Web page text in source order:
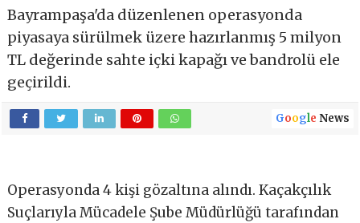
Bayrampaşa'da düzenlenen operasyonda
piyasaya sürülmek üzere hazırlanmış 5 milyon
TL değerinde sahte içki kapağı ve bandrolü ele
geçirildi.
Google News
Operasyonda 4 kişi gözaltına alındı. Kaçakçılık
Suçlarıyla Mücadele Şube Müdürlüğü tarafından